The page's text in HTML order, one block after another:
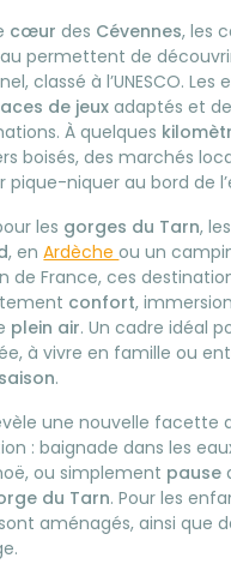
cœur des Cévennes, les
permettent de
classé à l’UNESCO. Les
de jeux adaptés et de
À quelques
boisés, des marchés
pique-niquer au bord de
les gorges du Tarn,
, enArdècheou un
de France, ces
confort,
plein air. Un cadre idéal
à vivre en famille ou
saison.
une nouvelle facette
: baignade dans les
ou simplement pause
du Tarn. Pour les
aménagés, ainsi que